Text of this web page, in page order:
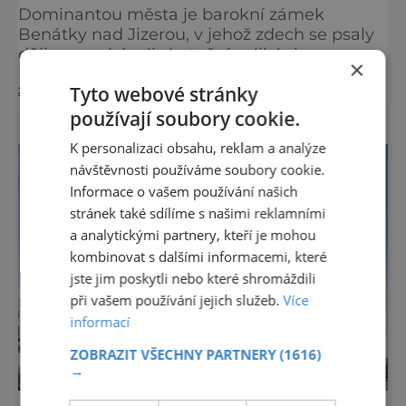
Dominantou města je barokní zámek
Benátky nad Jizerou, v jehož zdech se psaly
dějiny a pobývali skuteční velikáni.
Fenomenální dánský astronom Tycho Brahe
tu prováděl svá slavná astronomická měření
a za zavřenými dveřmi laboratoří hledal
elixíry pro lidstvo. Došlo zde i k osudové
spolupráci s jeho přítelem, slavným Janem
Keplerem. Tímto historickým setkáním je
inspirována i zážitková mobilní detek
zobrazit více >>
×
Tyto webové stránky
používají soubory cookie.
K personalizaci obsahu, reklam a analýze
návštěvnosti používáme soubory cookie.
Informace o vašem používání našich
stránek také sdílíme s našimi reklamními
a analytickými partnery, kteří je mohou
kombinovat s dalšími informacemi, které
jste jim poskytli nebo které shromáždili
při vašem používání jejich služeb.Více
informací
ZOBRAZIT VŠECHNY PARTNERY(1616)
→